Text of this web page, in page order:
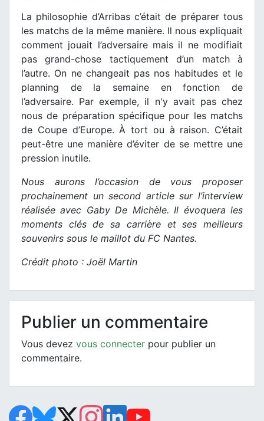
La philosophie d’Arribas c’était de préparer tous
les matchs de la même manière. Il nous expliquait
comment jouait l’adversaire mais il ne modifiait
pas grand-chose tactiquement d’un match à
l’autre. On ne changeait pas nos habitudes et le
planning de la semaine en fonction de
l’adversaire. Par exemple, il n'y avait pas chez
nous de préparation spécifique pour les matchs
de Coupe d’Europe. À tort ou à raison. C’était
peut-être une manière d’éviter de se mettre une
pression inutile.
Nous aurons l’occasion de vous proposer
prochainement un second article sur l’interview
réalisée avec Gaby De Michèle. Il évoquera les
moments clés de sa carrière et ses meilleurs
souvenirs sous le maillot du FC Nantes.
Crédit photo : Joël Martin
Publier un commentaire
Vous devez vous connecter pour publier un
commentaire.